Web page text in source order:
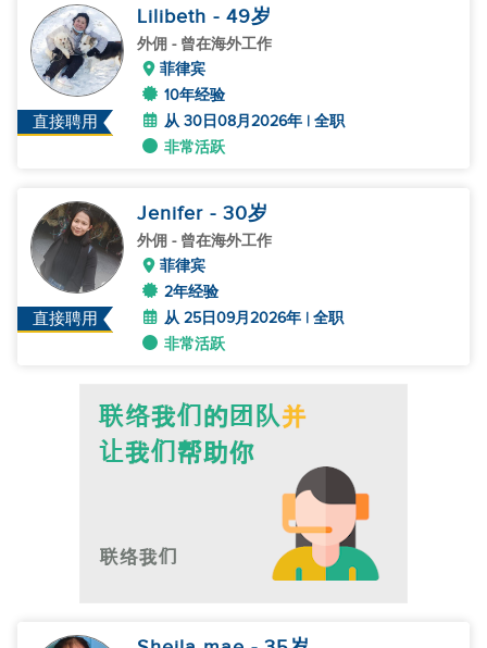
直接聘用
Lilibeth - 49岁
外佣 - 曾在海外工作
菲律宾
10年经验
从 30日08月2026年 | 全职
非常活跃
直接聘用
Jenifer - 30岁
外佣 - 曾在海外工作
菲律宾
2年经验
从 25日09月2026年 | 全职
非常活跃